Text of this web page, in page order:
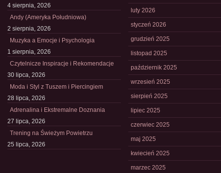
4 sierpnia, 2026
Andy (Ameryka Południowa)
2 sierpnia, 2026
Muzyka a Emocje i Psychologia
1 sierpnia, 2026
Czytelnicze Inspiracje i Rekomendacje
30 lipca, 2026
Moda i Styl z Tuszem i Piercingiem
28 lipca, 2026
Adrenalina i Ekstremalne Doznania
27 lipca, 2026
Trening na Świeżym Powietrzu
25 lipca, 2026
luty 2026
styczeń 2026
grudzień 2025
listopad 2025
październik 2025
wrzesień 2025
sierpień 2025
lipiec 2025
czerwiec 2025
maj 2025
kwiecień 2025
marzec 2025